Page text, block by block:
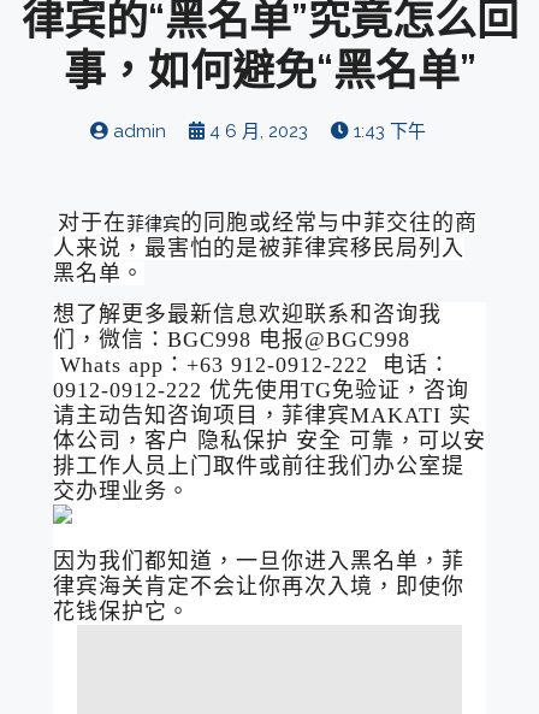
律宾的“黑名单”究竟怎么回
事，如何避免“黑名单”
admin 4 6 月, 2023 1:43 下午
对于在菲律宾的同胞或经常与中菲交往的商
人来说，最害怕的是被菲律宾移民局列入
黑名单。
想了解更多最新信息欢迎联系和咨询我
们，微信：BGC998 电报@BGC998
Whats app：+63 912-0912-222 电话：
0912-0912-222 优先使用TG免验证，咨询
请主动告知咨询项目，菲律宾MAKATI 实
体公司，客户 隐私保护 安全 可靠，可以安
排工作人员上门取件或前往我们办公室提
交办理业务。
因为我们都知道，一旦你进入黑名单，菲
律宾海关肯定不会让你再次入境，即使你
花钱保护它。